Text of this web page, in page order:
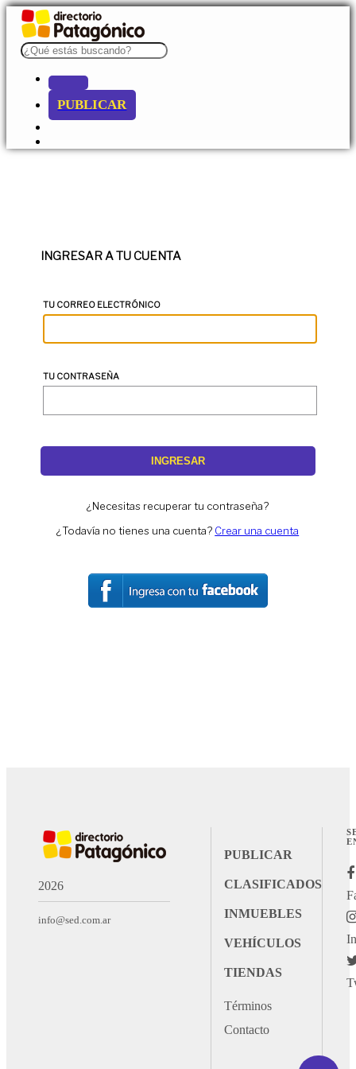
PUBLICAR
INGRESAR A TU CUENTA
TU CORREO ELECTRÓNICO
TU CONTRASEÑA
INGRESAR
¿Necesitas recuperar tu contraseña?
¿Todavía no tienes una cuenta? Crear una cuenta
2026
info@sed.com.ar
PUBLICAR
CLASIFICADOS
INMUEBLES
VEHÍCULOS
TIENDAS
Términos
Contacto